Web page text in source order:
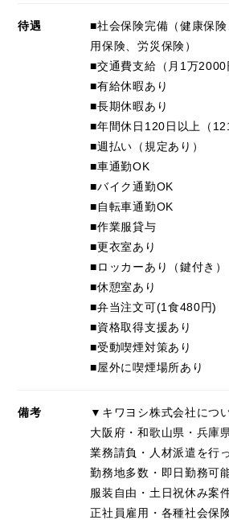
待遇
■社会保険完備（健康保
用保険、労災保険）
■交通費支給（月1万2000
■有給休暇あり
■長期休暇あり
■年間休日120日以上（
■週払い（規定あり）
■車通勤OK
■バイク通勤OK
■自転車通勤OK
■作業服貸与
■更衣室あり
■ロッカーあり（鍵付き）
■休憩室あり
■弁当注文可(1食480円)
■資格取得支援あり
■受動喫煙対策あり
■屋外に喫煙場所あり
備考
▼キワヨシ株式会社につ
大阪府・和歌山県・兵庫
業務請負・人材派遣を行
勤務地多数・即日勤務可
服装自由・土日祝休み案
正社員雇用・各種社会保